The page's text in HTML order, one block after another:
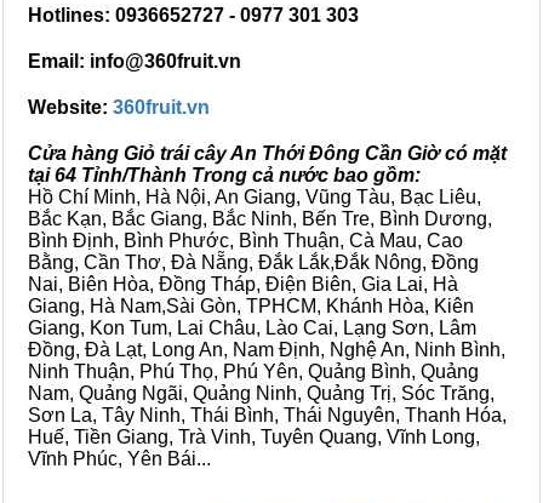
Hotlines: 0936652727 - 0977 301 303
Email: info@360fruit.vn
Website: 360fruit.vn
Cửa hàng Giỏ trái cây An Thới Đông Cần Giờ có mặt
tại 64 Tỉnh/Thành Trong cả nước bao gồm:
Hồ Chí Minh, Hà Nội, An Giang, Vũng Tàu, Bạc Liêu,
Bắc Kạn, Bắc Giang, Bắc Ninh, Bến Tre, Bình Dương,
Bình Định, Bình Phước, Bình Thuận, Cà Mau, Cao
Bằng, Cần Thơ, Đà Nẵng, Đắk Lắk,Đắk Nông, Đồng
Nai, Biên Hòa, Đồng Tháp, Điện Biên, Gia Lai, Hà
Giang, Hà Nam,Sài Gòn, TPHCM, Khánh Hòa, Kiên
Giang, Kon Tum, Lai Châu, Lào Cai, Lạng Sơn, Lâm
Đồng, Đà Lạt, Long An, Nam Định, Nghệ An, Ninh Bình,
Ninh Thuận, Phú Thọ, Phú Yên, Quảng Bình, Quảng
Nam, Quảng Ngãi, Quảng Ninh, Quảng Trị, Sóc Trăng,
Sơn La, Tây Ninh, Thái Bình, Thái Nguyên, Thanh Hóa,
Huế, Tiền Giang, Trà Vinh, Tuyên Quang, Vĩnh Long,
Vĩnh Phúc, Yên Bái...